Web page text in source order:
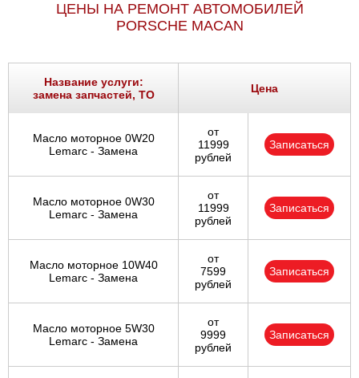
ЦЕНЫ НА РЕМОНТ АВТОМОБИЛЕЙ
PORSCHE MACAN
Название услуги:
замена запчастей, ТО
Цена
Масло моторное 0W20
Lemarc - Замена
от
11999
рублей
Записаться
Масло моторное 0W30
Lemarc - Замена
от
11999
рублей
Записаться
Масло моторное 10W40
Lemarc - Замена
от
7599
рублей
Записаться
Масло моторное 5W30
Lemarc - Замена
от
9999
рублей
Записаться